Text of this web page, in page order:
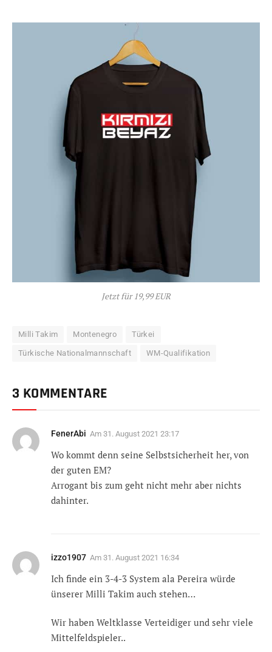
Jetzt für 19,99 EUR
Milli Takim Montenegro Türkei
Türkische Nationalmannschaft WM-Qualifikation
3 KOMMENTARE
FenerAbi Am 31. August 2021 23:17
Wo kommt denn seine Selbstsicherheit her, von
der guten EM?
Arrogant bis zum geht nicht mehr aber nichts
dahinter.
izzo1907 Am 31. August 2021 16:34
Ich finde ein 3-4-3 System ala Pereira würde
ünserer Milli Takim auch stehen…
Wir haben Weltklasse Verteidiger und sehr viele
Mittelfeldspieler..